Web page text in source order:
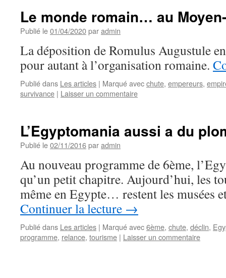
Le monde romain… au
Publié le01/04/2020paradmin
La déposition de Romulus Augustule
pour autant à l’organisation romaine.
Publié dans Les articles | Marqué avecchute, empereurs,
survivance | Laisser un commentaire
L’Egyptomania aussi a du
Publié le02/11/2016paradmin
Au nouveau programme de 6ème,
qu’un petit chapitre. Aujourd’hui, les
même en Egypte… restent les musées
Continuer la lecture →
Publié dans Les articles | Marqué avec6ème, chute, déclin,
programme, relance, tourisme | Laisser un commentaire